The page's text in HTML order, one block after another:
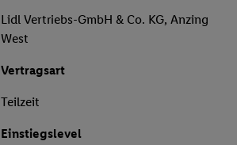
Lidl Vertriebs-GmbH & Co. KG, Anzing
West
Vertragsart
Teilzeit
Einstiegslevel